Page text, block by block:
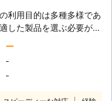
検討でしたら、ぜひ弊社
さい。
利用目的は多種多様であ
した製品を選ぶ必要があ
ているのか分かってしま
に入られると撮影や録画
ります。死角ができると
ー
-
-